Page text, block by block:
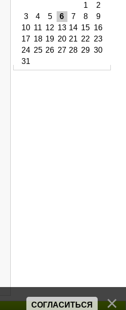
1
2
3
4 5 6 7 8
9
10 11 12 13 14 15 16
17 18 19 20 21 22 23
24 25 26 27 28 29 30
31
СОГЛАСИТЬСЯ